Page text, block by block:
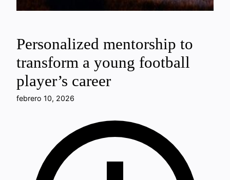
Personalized mentorship to
transform a young football
player’s career
febrero 10, 2026